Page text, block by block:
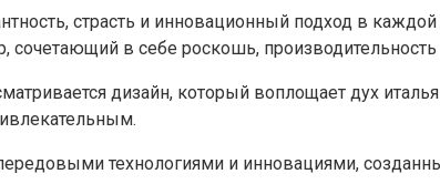
страсть и инновационный подход в
в себе роскошь, производительность
дизайн, который воплощает дух
технологиями и инновациями,